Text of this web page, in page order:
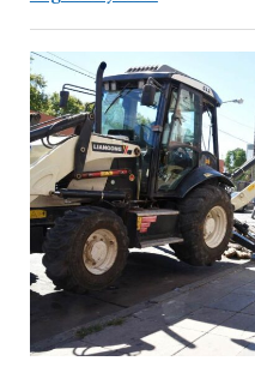
renovación
de
las
veredas
del
centro
comercial